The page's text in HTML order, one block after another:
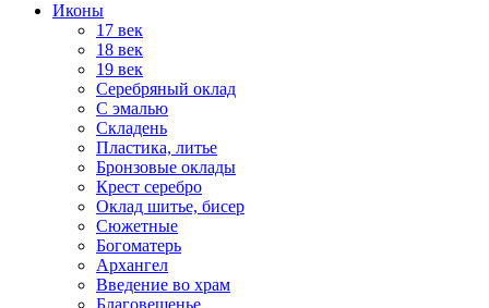
Иконы
17 век
18 век
19 век
Серебряный оклад
С эмалью
Складень
Пластика, литье
Бронзовые оклады
Крест серебро
Оклад шитье, бисер
Сюжетные
Богоматерь
Архангел
Введение во храм
Благовещенье